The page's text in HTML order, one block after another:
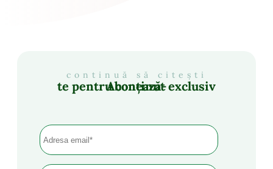
continuă să citești
Abonează-te pentru conținut exclusiv